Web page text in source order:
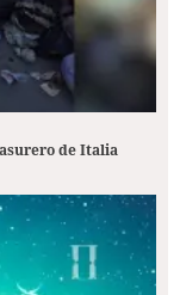
de Italia